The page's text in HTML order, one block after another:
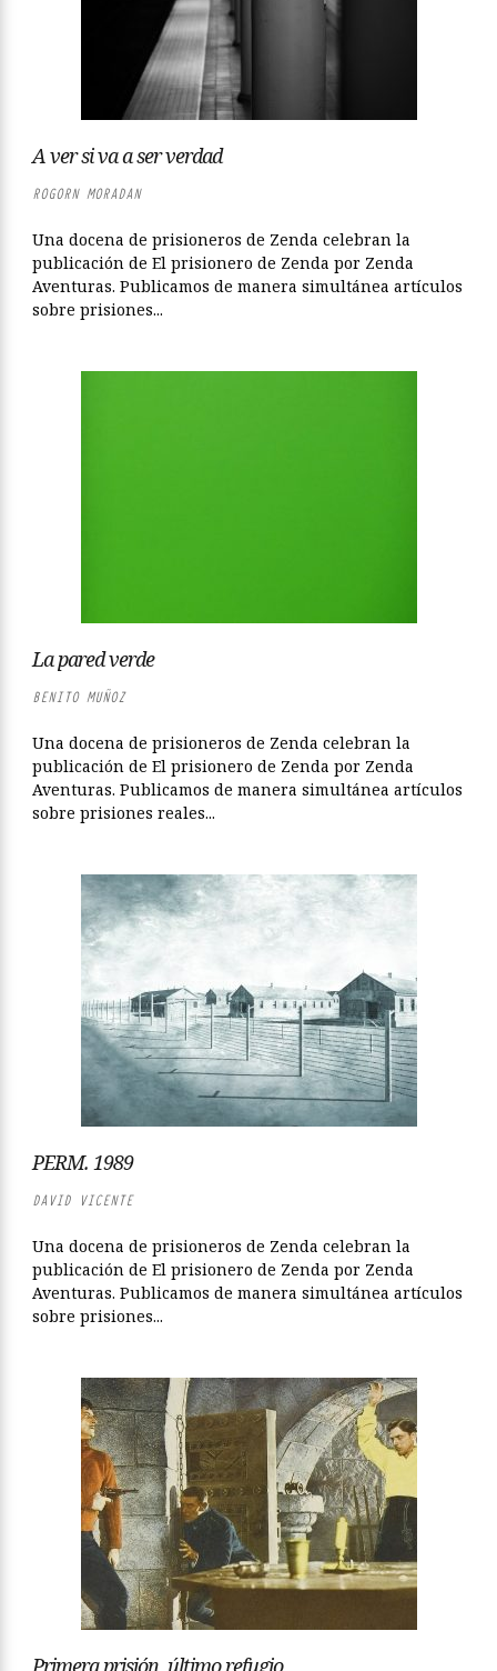
A ver si va a ser verdad
ROGORN MORADAN
Una docena de prisioneros de Zenda celebran la
publicación de El prisionero de Zenda por Zenda
Aventuras. Publicamos de manera simultánea artículos
sobre prisiones...
La pared verde
BENITO MUÑOZ
Una docena de prisioneros de Zenda celebran la
publicación de El prisionero de Zenda por Zenda
Aventuras. Publicamos de manera simultánea artículos
sobre prisiones reales...
PERM. 1989
DAVID VICENTE
Una docena de prisioneros de Zenda celebran la
publicación de El prisionero de Zenda por Zenda
Aventuras. Publicamos de manera simultánea artículos
sobre prisiones...
Primera prisión, último refugio